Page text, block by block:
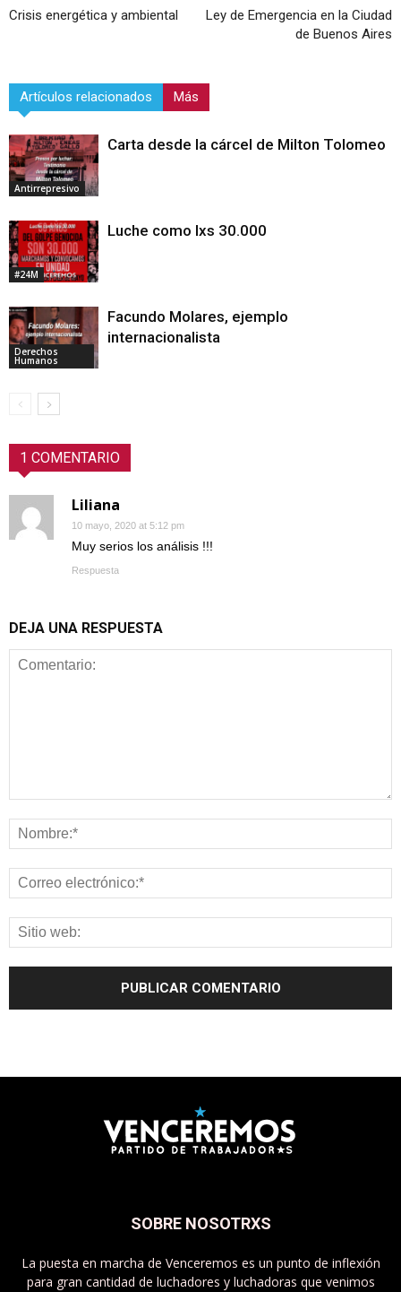
Crisis energética y ambiental
Ley de Emergencia en la Ciudad
de Buenos Aires
Artículos relacionados Más
Antirrepresivo
Carta desde la cárcel de Milton Tolomeo
#24M
Luche como lxs 30.000
Derechos
Humanos
Facundo Molares, ejemplo
internacionalista
1 COMENTARIO
Liliana
10 mayo, 2020 at 5:12 pm
Muy serios los análisis !!!
Respuesta
DEJA UNA RESPUESTA
SOBRE NOSOTRXS
La puesta en marcha de Venceremos es un punto de inflexión
para gran cantidad de luchadores y luchadoras que venimos